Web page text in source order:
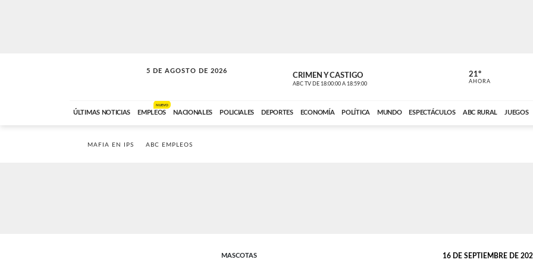
5 DE AGOSTO DE 2026
SOLO MÚSICA CRIMEN Y CASTIGO
ABC TV DE 18:00:00 A 18:59:00 ABC CARDINAL
21º
AHORA
ÚLTIMAS NOTICIAS EMPLEOS
NUEVO
NACIONALES POLICIALES DEPORTES ECONOMÍA POLÍTICA MUNDO ESPECTÁCULOS ABC RURAL JUEGOS
MAFIA EN IPS ABC EMPLEOS
MASCOTAS 16 DE SEPTIEMBRE DE